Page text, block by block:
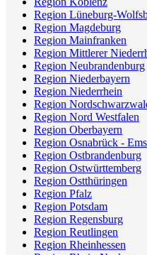
Region Lüneburg-
Region Magdeburg
Region Mainfranken
Region Mittlerer
Region Neubrandenburg
Region Niederbayern
Region Niederrhein
Region
Region Nord Westfalen
Region Oberbayern
Region Osnabrück -
Region Ostbrandenburg
Region Ostwürttemberg
Region Ostthüringen
Region Pfalz
Region Potsdam
Region Regensburg
Region Reutlingen
Region Rheinhessen